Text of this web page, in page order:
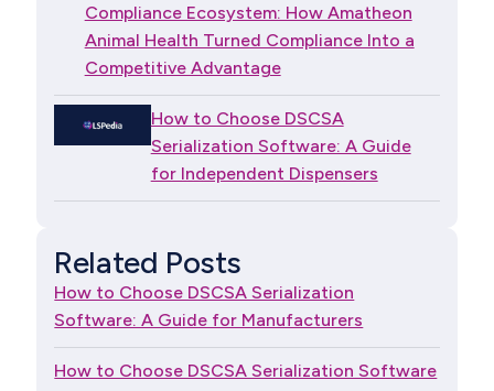
Compliance Ecosystem: How Amatheon
Animal Health Turned Compliance Into a
Competitive Advantage
How to Choose DSCSA
Serialization Software: A Guide
for Independent Dispensers
Related Posts
How to Choose DSCSA Serialization
Software: A Guide for Manufacturers
How to Choose DSCSA Serialization Software